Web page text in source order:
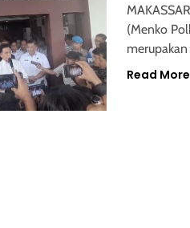
(Menko
Read More